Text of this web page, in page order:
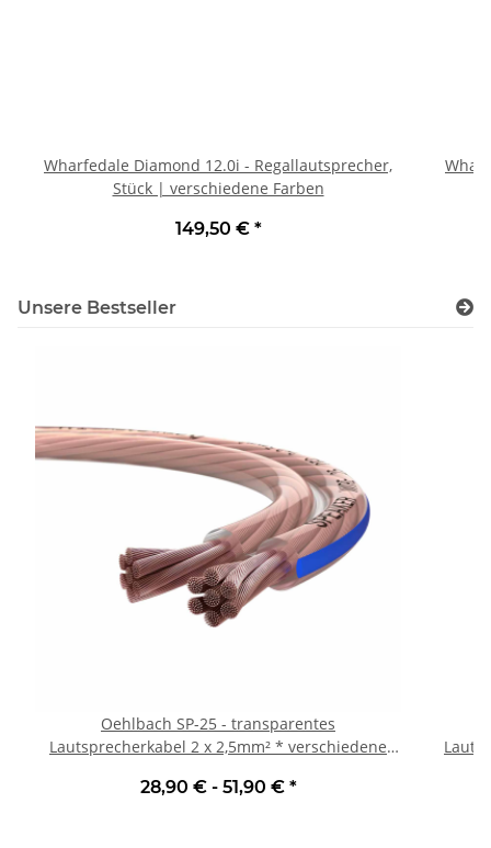
Wharfedale Diamond 12.0i - Regallautsprecher,
Stück | verschiedene Farben
149,50 € *
Unsere Bestseller
Oehlbach SP-25 - transparentes
Lautsprecherkabel 2 x 2,5mm² * verschiedene
28,90 € - 51,90 € *